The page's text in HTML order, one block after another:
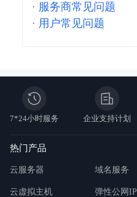
· 服务商常见问题
· 用户常见问题
7*24小时服务 企业支持计划
热门产品
云服务器 域名服务
云虚拟主机 弹性公网IP